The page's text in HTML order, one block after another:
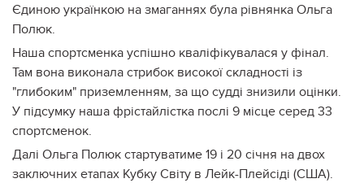
Єдиною українкою на змаганнях була рівнянка Ольга
Полюк.
Наша спортсменка успішно кваліфікувалася у фінал.
Там вона виконала стрибок високої складності із
"глибоким" приземленням, за що судді знизили оцінки.
У підсумку наша фрістайлістка послі 9 місце серед 33
спортсменок.
Далі Ольга Полюк стартуватиме 19 і 20 січня на двох
заключних етапах Кубку Світу в Лейк-Плейсіді (США).